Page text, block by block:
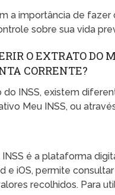
a importância de
sobre sua vida
O EXTRATO
CORRENTE?
do INSS, existem
Meu INSS, ou
é a plataforma
e iOS, permite
recolhidos. Para